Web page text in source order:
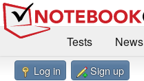
Tests
News
Benchmarks / Technik
Log in Sign up